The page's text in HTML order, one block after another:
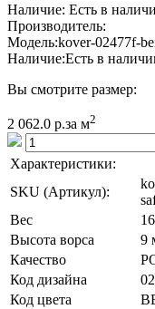
Наличие: Есть в
Производитель:
Модель:kover-02477f-
Наличие:Есть в
Вы смотрите размер:
2 062.0 р.за м2
Характеристики:
SKU (Артикул):
Вес
Высота ворса
9
Качество
Код дизайна
Код цвета